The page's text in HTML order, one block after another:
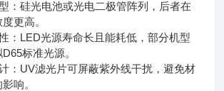
硅光电池或光电二极管阵列，后者在
更高。
LED光源寿命长且能耗低，部分机型
标准光源。
UV滤光片可屏蔽紫外线干扰，避免材
响。